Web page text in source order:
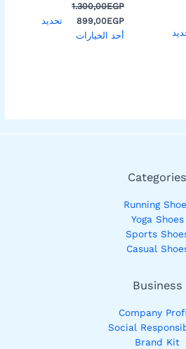
1.300,00EGP
899,00EGP
تحديد
أحد الخيارات
Categories
Running
Yoga Shoes
Sports
Casual
Business
Company
Social
Brand Kit